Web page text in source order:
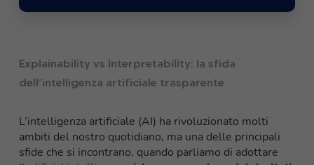
Explainability vs Interpretability: la sfida
dell’intelligenza artificiale trasparente
L’intelligenza artificiale (AI) ha rivoluzionato molti
ambiti del nostro quotidiano, ma una delle principali
sfide che si incontrano, quando parliamo di adottare